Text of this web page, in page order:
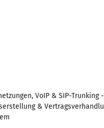
VoIP & SIP-
&